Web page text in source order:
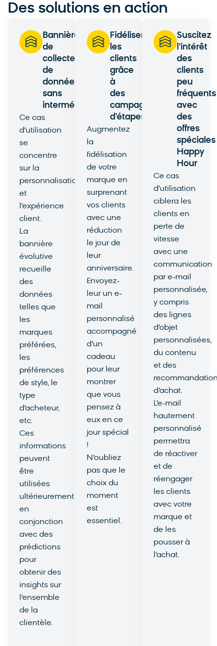
Des solutions en action
Bannière
de
collecte
de
données
sans
intermédiaire
Ce cas
d’utilisation
se
concentre
sur la
personnalisation
et
l’expérience
client.
La
bannière
évolutive
recueille
des
données
telles que
les
marques
préférées,
les
préférences
de style, le
type
d’acheteur,
etc.
Ces
informations
peuvent
être
utilisées
ultérieurement
en
conjonction
avec des
prédictions
pour
obtenir des
insights sur
l’ensemble
de la
clientèle.
Fidéliser
les
clients
grâce
à
des
campagnes
d'étapes
Augmentez
la
fidélisation
de votre
marque en
surprenant
vos clients
avec une
réduction
le jour de
leur
anniversaire.
Envoyez-
leur un e-
mail
personnalisé
accompagné
d’un
cadeau
pour leur
montrer
que vous
pensez à
eux en ce
jour spécial
!
N’oubliez
pas que le
choix du
moment
est
essentiel.
Suscitez
l'intérêt
des
clients
peu
fréquents
avec
des
offres
spéciales
Happy
Hour
Ce cas
d’utilisation
ciblera les
clients en
perte de
vitesse
avec une
communication
par e-mail
personnalisée,
y compris
des lignes
d’objet
personnalisées,
du contenu
et des
d’achat.
L’e-mail
hautement
personnalisé
permettra
de réactiver
et de
réengager
les clients
avec votre
marque et
de les
pousser à
l’achat.